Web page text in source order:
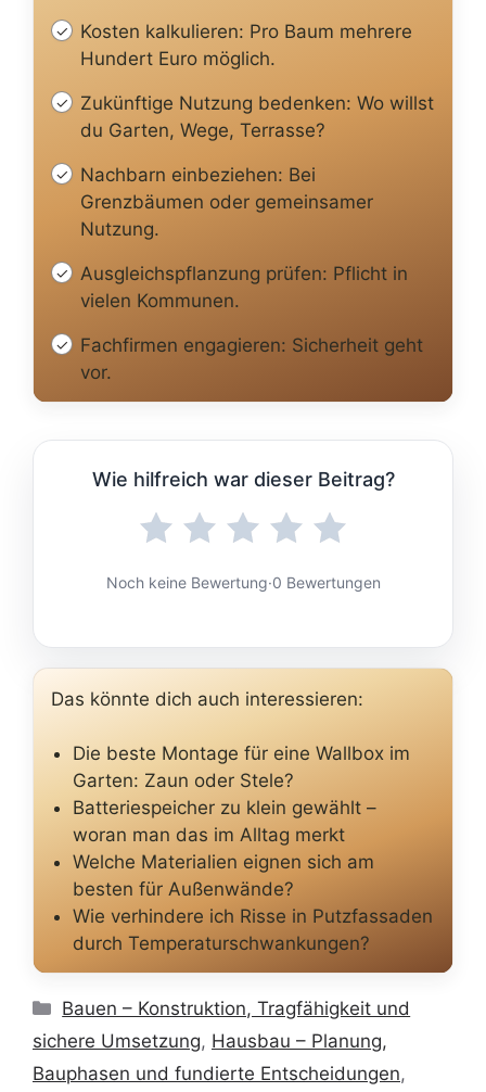
Kosten kalkulieren: Pro Baum mehrere
Hundert Euro möglich.
Zukünftige Nutzung bedenken: Wo willst
du Garten, Wege, Terrasse?
Nachbarn einbeziehen: Bei
Grenzbäumen oder gemeinsamer
Nutzung.
Ausgleichspflanzung prüfen: Pflicht in
vielen Kommunen.
Fachfirmen engagieren: Sicherheit geht
vor.
Wie hilfreich war dieser Beitrag?
Noch keine Bewertung·0 Bewertungen
Das könnte dich auch interessieren:
Die beste Montage für eine Wallbox im
Garten: Zaun oder Stele?
Batteriespeicher zu klein gewählt –
woran man das im Alltag merkt
Welche Materialien eignen sich am
besten für Außenwände?
Wie verhindere ich Risse in Putzfassaden
durch Temperaturschwankungen?
Kategorien
Bauen – Konstruktion, Tragfähigkeit und
sichere Umsetzung, Hausbau – Planung,
Bauphasen und fundierte Entscheidungen,